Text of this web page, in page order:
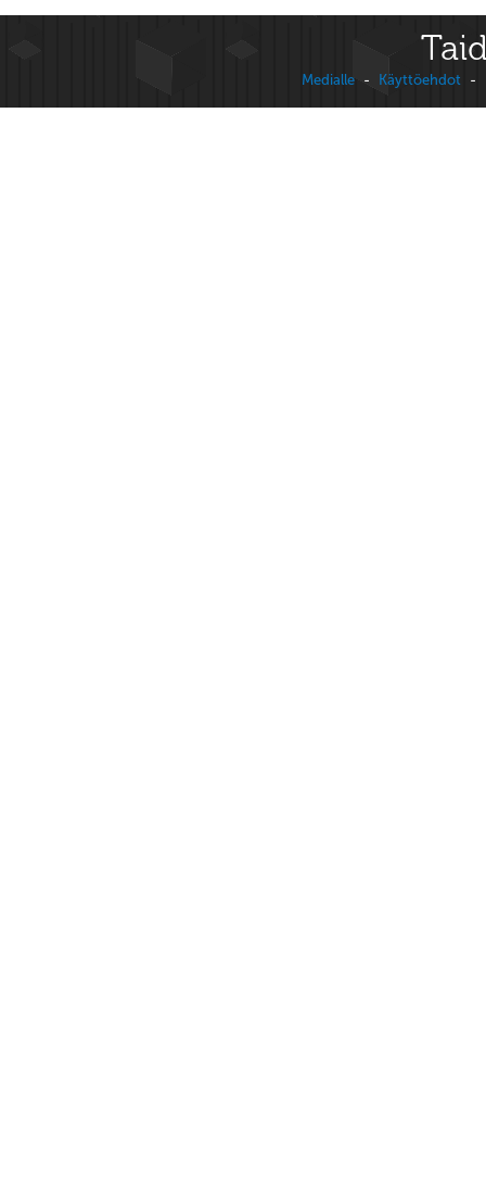
Medialle - Käyttöehdot -